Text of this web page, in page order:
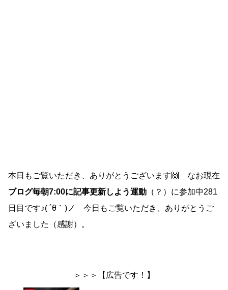
本日もご覧いただき、ありがとうございます🙌 なお現在
ブログ毎朝7:00に記事更新しよう運動 （？）に参加中281
日目です♪( ´θ｀)ノ 今日もご覧いただき、ありがとうご
ざいました（感謝）。
＞＞＞【広告です！】